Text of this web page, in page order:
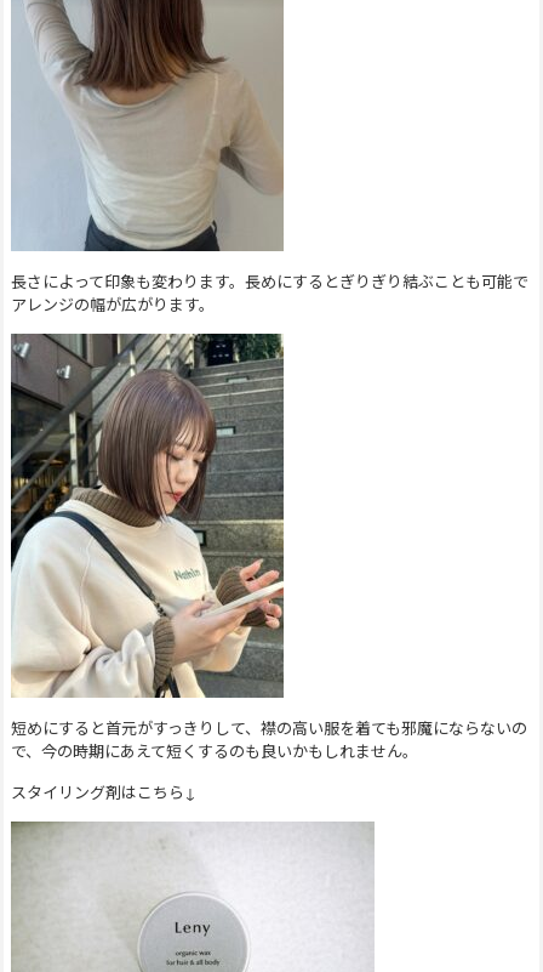
長さによって印象も変わります。長めにするとぎりぎり結ぶことも可能で
アレンジの幅が広がります。
短めにすると首元がすっきりして、襟の高い服を着ても邪魔にならないの
で、今の時期にあえて短くするのも良いかもしれません。
スタイリング剤はこちら↓